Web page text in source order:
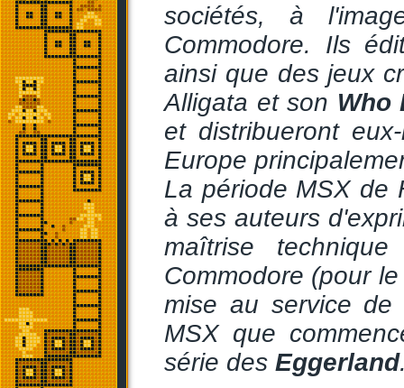
sociétés, à
Commodore. Ils
ainsi que des jeux
Alligata et son Who
et distribueront
Europe
La période MSX de
à ses auteurs
maîtrise
Commodore (pour
mise au service de
MSX que
série des Eggerland